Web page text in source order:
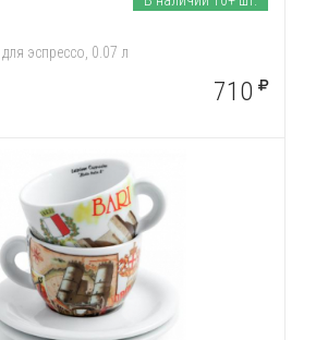
эспрессо, 0.07 л
710